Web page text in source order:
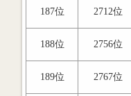
187位 2712位
188位 2756位
189位 2767位